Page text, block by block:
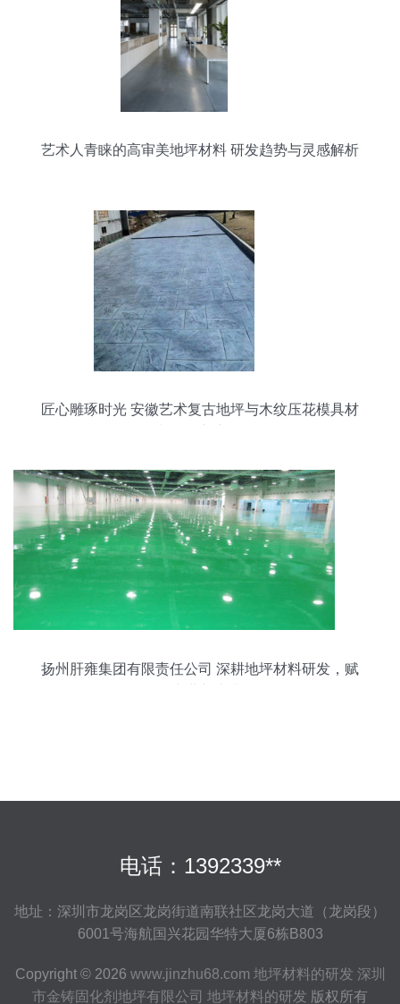
艺术人青睐的高审美地坪材料 研发趋势与灵感解析
匠心雕琢时光 安徽艺术复古地坪与木纹压花模具材
扬州肝雍集团有限责任公司 深耕地坪材料研发，赋
电话：1392339**
地址：深圳市龙岗区龙岗街道南联社区龙岗大道（龙岗段）
6001号海航国兴花园华特大厦6栋B803
Copyright © 2026 www.jinzhu68.com 地坪材料的研发 深圳
市金铸固化剂地坪有限公司 地坪材料的研发 版权所有